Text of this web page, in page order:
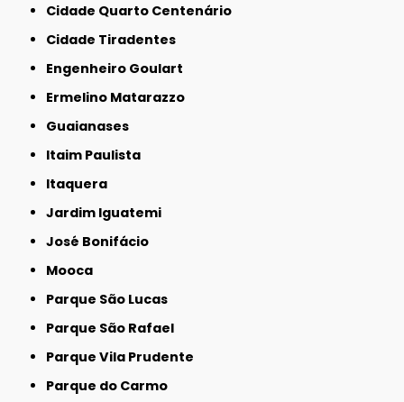
Cidade Quarto Centenário
Cidade Tiradentes
Engenheiro Goulart
Ermelino Matarazzo
Guaianases
Itaim Paulista
Itaquera
Jardim Iguatemi
José Bonifácio
Mooca
Parque São Lucas
Parque São Rafael
Parque Vila Prudente
Parque do Carmo